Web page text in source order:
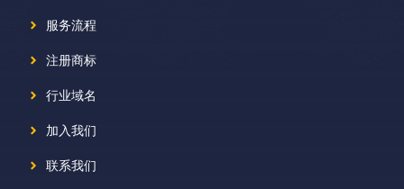
服务流程
注册商标
行业域名
加入我们
联系我们